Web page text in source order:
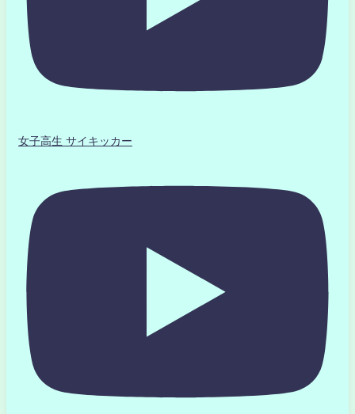
女子高生 サイキッカー